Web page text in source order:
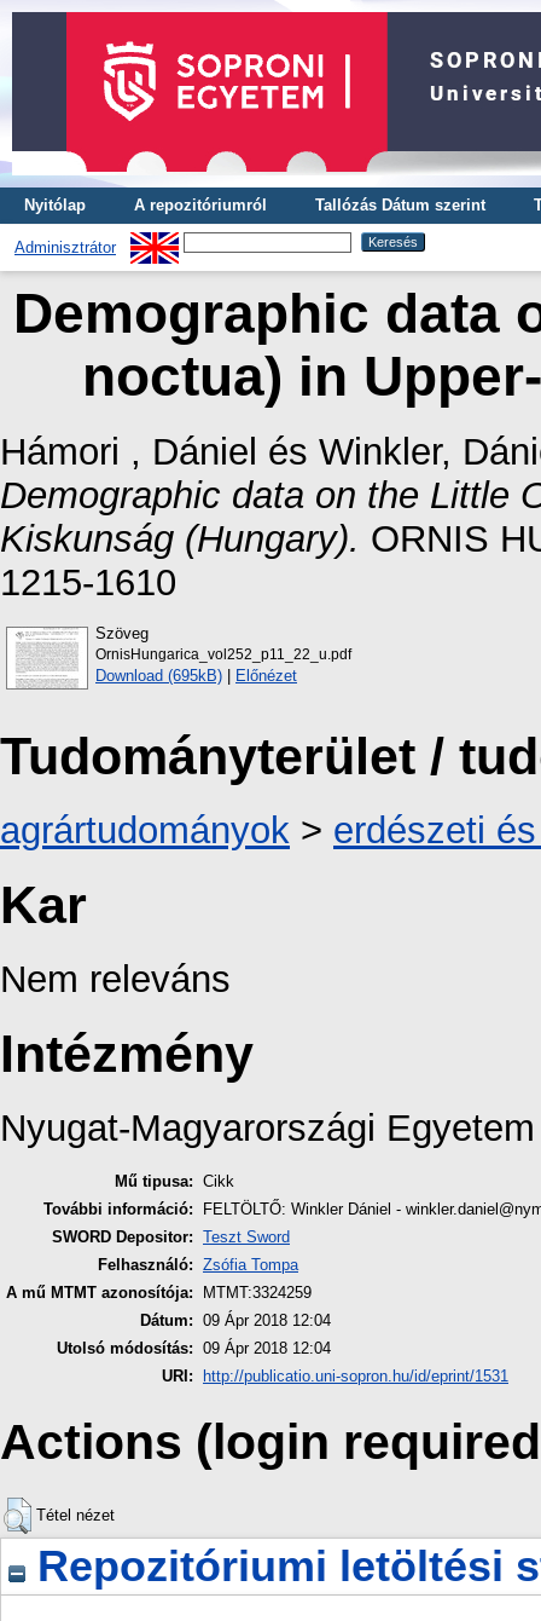
Nyitólap A repozitóriumról Tallózás Dátum szerint
Adminisztrátor
Demographic data
noctua) in
Hámori , Dániel és Winkler,
Demographic data on the Little
Kiskunság (Hungary). ORNIS
1215-1610
Szöveg
OrnisHungarica_vol252_p11_22_u.pdf
Download (695kB) | Előnézet
Tudományterület /
agrártudományok > erdészeti
Kar
Nem releváns
Intézmény
Nyugat-Magyarországi Egyetem
Mű tipusa: Cikk
További információ:
FELTÖLTŐ: Winkler Dániel -
SWORD Depositor: Teszt Sword
Felhasználó: Zsófia Tompa
A mű MTMT azonosítója:
MTMT:3324259
Dátum: 09 Ápr 2018 12:04
Utolsó módosítás: 09 Ápr 2018 12:04
URI:
http://publicatio.uni-sopron.hu/id/eprint/1531
Actions (login
Tétel nézet
Repozitóriumi letöltési